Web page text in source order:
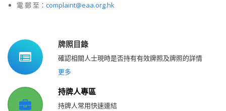
電 郵 至： complaint@eaa.org.hk
牌照目錄
確認相關人士現時是否持有有效牌照及牌照的詳情
更多
持牌人專區
持牌人常用快速連結